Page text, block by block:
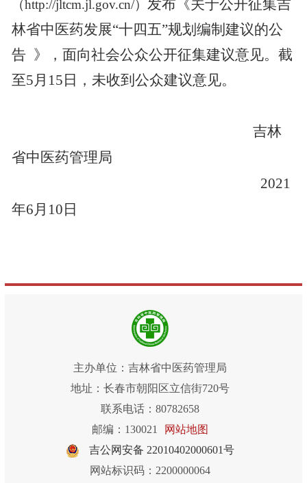
（http://jltcm.jl.gov.cn/） 发布《关于公开征集吉
林省中医药发展“十四五”规划编制建议的公
告 》
，面向社会公众公开征集建议意见。截
至5 月 15 日，未收到公众建议意见。
吉林
省中医药管理局
2021
年6 月 10 日
主办单位：吉林省中医药管理局
地址：长春市朝阳区立信街720号
联系电话：80782658
邮编：130021
网站地图
吉公网安备 22010402000601号
网站标识码：2200000064